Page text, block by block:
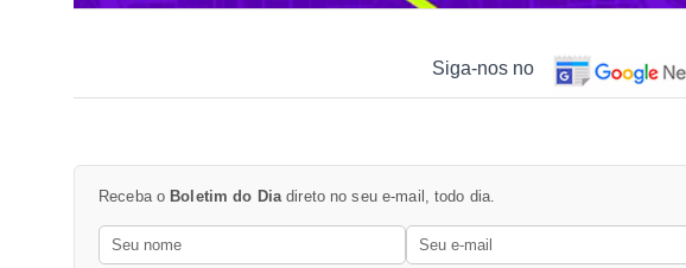
Siga-nos no
Receba o Boletim do Diadireto no seu e-mail, todo dia.